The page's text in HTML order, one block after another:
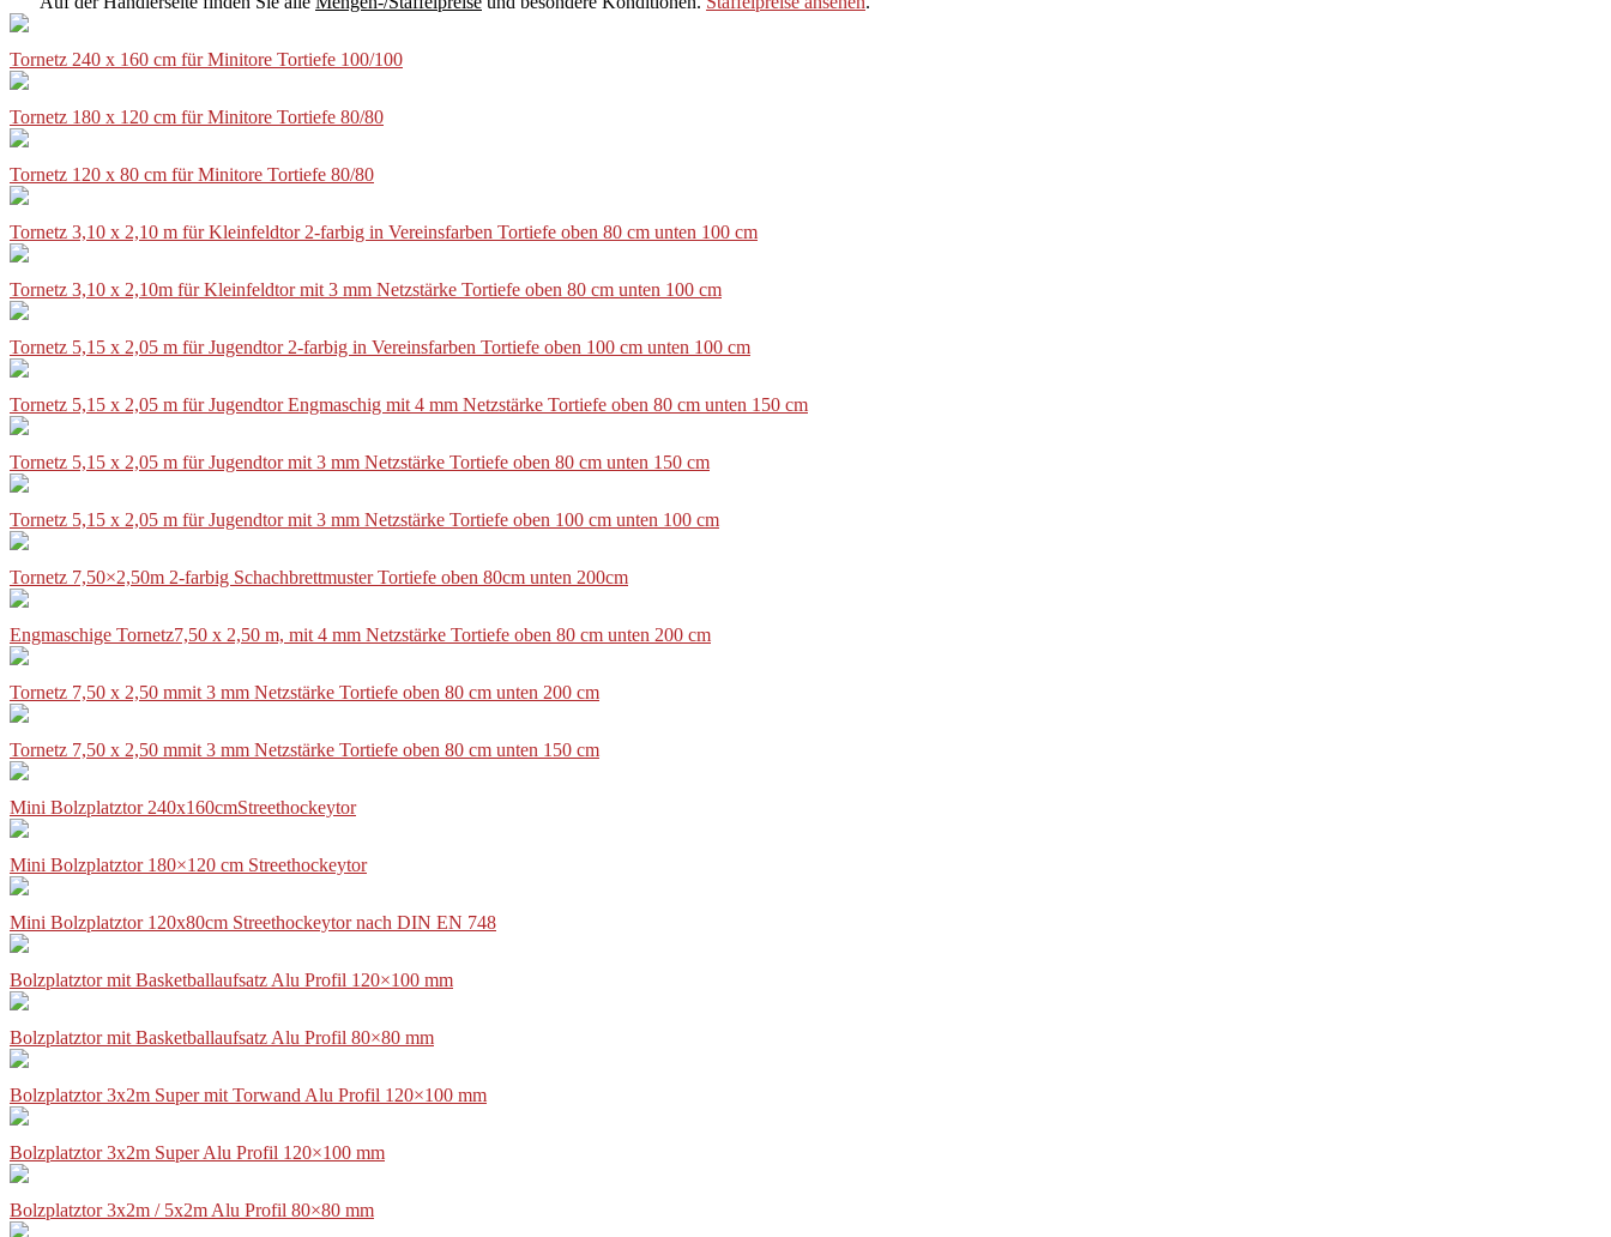
Tornetz 240 x 160 cm für Minitore Tortiefe 100/100
Tornetz 180 x 120 cm für Minitore Tortiefe 80/80
Tornetz 120 x 80 cm für Minitore Tortiefe 80/80
Tornetz 3,10 x 2,10 m für Kleinfeldtor 2-farbig in Vereinsfarben Tortiefe oben 80 cm unten 100 cm
Tornetz 3,10 x 2,10m für Kleinfeldtor mit 3 mm Netzstärke Tortiefe oben 80 cm unten 100 cm
Tornetz 5,15 x 2,05 m für Jugendtor 2-farbig in Vereinsfarben Tortiefe oben 100 cm unten 100 cm
Tornetz 5,15 x 2,05 m für Jugendtor Engmaschig mit 4 mm Netzstärke Tortiefe oben 80 cm unten 150 cm
Tornetz 5,15 x 2,05 m für Jugendtor mit 3 mm Netzstärke Tortiefe oben 80 cm unten 150 cm
Tornetz 5,15 x 2,05 m für Jugendtor mit 3 mm Netzstärke Tortiefe oben 100 cm unten 100 cm
Tornetz 7,50×2,50m 2-farbig Schachbrettmuster Tortiefe oben 80cm unten 200cm
Engmaschige Tornetz7,50 x 2,50 m, mit 4 mm Netzstärke Tortiefe oben 80 cm unten 200 cm
Tornetz 7,50 x 2,50 mmit 3 mm Netzstärke Tortiefe oben 80 cm unten 200 cm
Tornetz 7,50 x 2,50 mmit 3 mm Netzstärke Tortiefe oben 80 cm unten 150 cm
Mini Bolzplatztor 240x160cmStreethockeytor
Mini Bolzplatztor 180×120 cm Streethockeytor
Mini Bolzplatztor 120x80cm Streethockeytor nach DIN EN 748
Bolzplatztor mit Basketballaufsatz Alu Profil 120×100 mm
Bolzplatztor mit Basketballaufsatz Alu Profil 80×80 mm
Bolzplatztor 3x2m Super mit Torwand Alu Profil 120×100 mm
Bolzplatztor 3x2m Super Alu Profil 120×100 mm
Bolzplatztor 3x2m / 5x2m Alu Profil 80×80 mm